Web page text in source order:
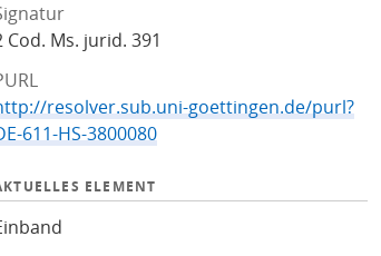
Cod. Ms. jurid. 391
resolver.sub.uni-goettingen.de/purl?
611-HS-3800080
ELEMENT